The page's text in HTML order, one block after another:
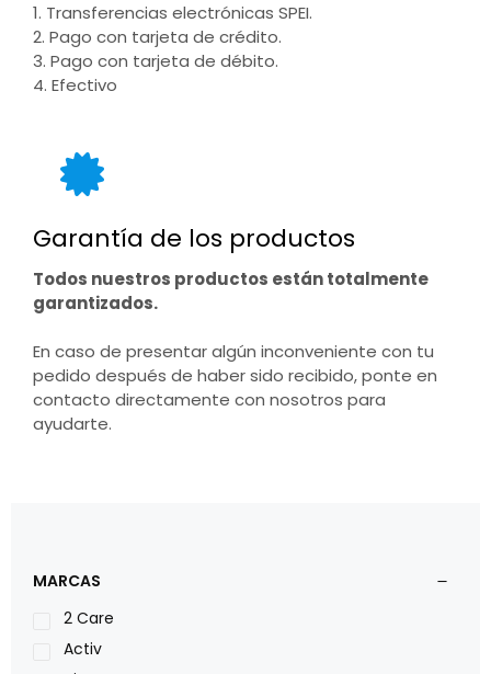
1. Transferencias electrónicas SPEI.
2. Pago con tarjeta de crédito.
3. Pago con tarjeta de débito.
4. Efectivo
Garantía de los productos
Todos nuestros productos están totalmente
garantizados.
En caso de presentar algún inconveniente con tu
pedido después de haber sido recibido, ponte en
contacto directamente con nosotros para
ayudarte.
MARCAS
2 Care
Activ